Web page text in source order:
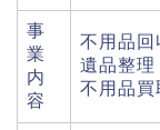
事
業
内
容
不用品回
遺品整理
不用品買